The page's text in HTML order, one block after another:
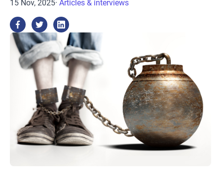
15 Nov, 2025· Articles & interviews